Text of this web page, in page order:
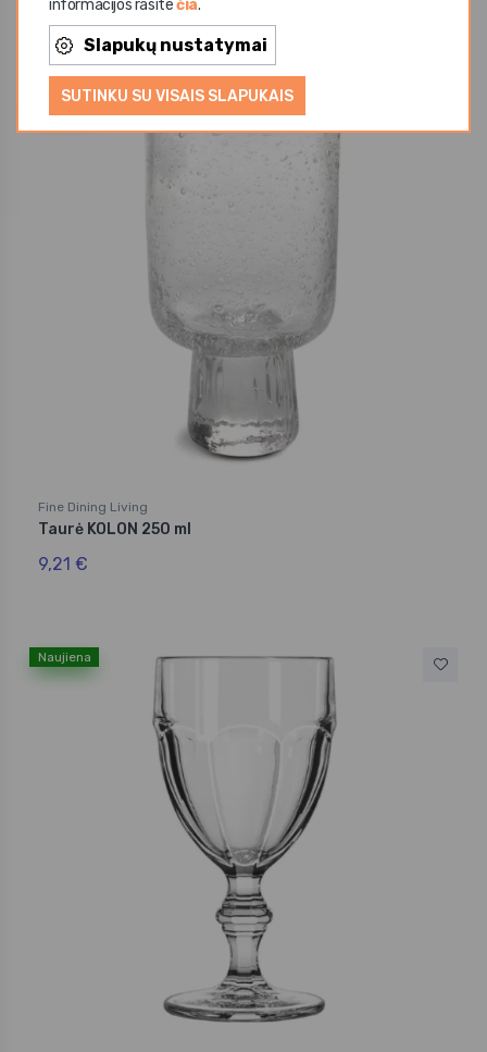
informacijos rasitečia.
Slapukų nustatymai
SUTINKU SU VISAIS SLAPUKAIS
8,60 €
Naujiena
Fine Dining Living
Taurė KOLON 250 ml
9,21 €
Naujiena